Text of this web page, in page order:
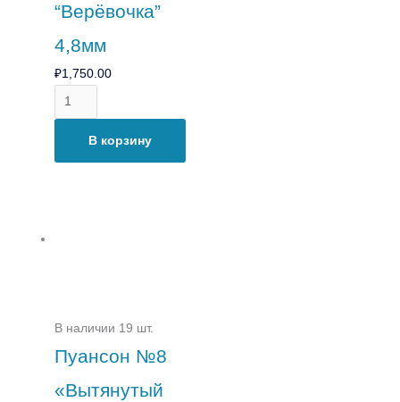
“Верёвочка”
4,8мм
₽1,750.00
В корзину
В наличии 19 шт.
Пуансон №8
«Вытянутый